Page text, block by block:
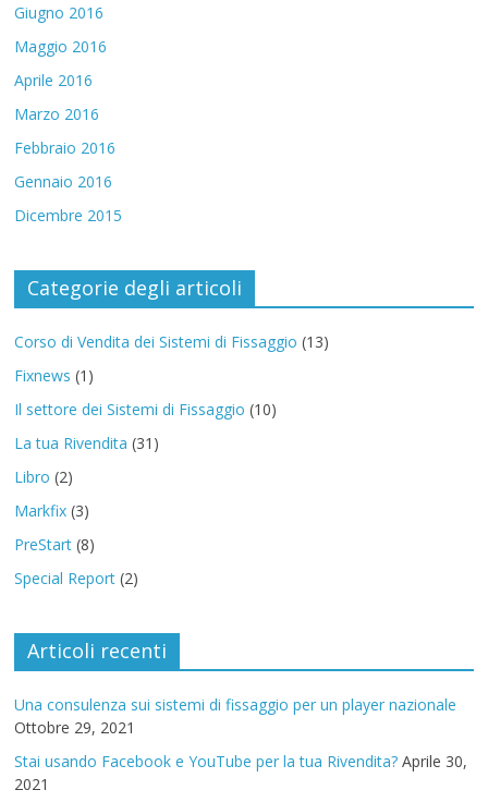
Giugno 2016
Maggio 2016
Aprile 2016
Marzo 2016
Febbraio 2016
Gennaio 2016
Dicembre 2015
Categorie degli articoli
Corso di Vendita dei Sistemi di Fissaggio (13)
Fixnews (1)
Il settore dei Sistemi di Fissaggio (10)
La tua Rivendita (31)
Libro (2)
Markfix (3)
PreStart (8)
Special Report (2)
Articoli recenti
Una consulenza sui sistemi di fissaggio per un player nazionale
Ottobre 29, 2021
Stai usando Facebook e YouTube per la tua Rivendita? Aprile 30,
2021